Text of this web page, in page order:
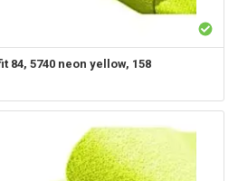
84, 5740 neon yellow, 158